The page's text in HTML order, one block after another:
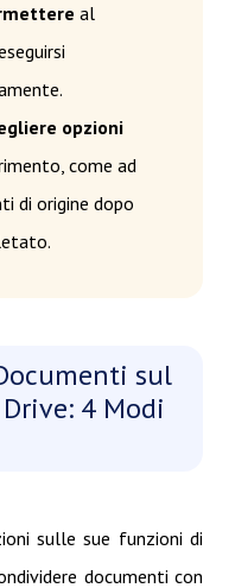
al
opzioni
come ad
di origine dopo
sul
4 Modi
sulle sue funzioni di
documenti con